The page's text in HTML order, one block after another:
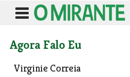
Agora Falo Eu
Virginie Correia